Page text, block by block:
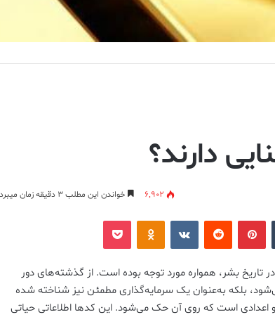
دارند؟
6,902 خواندن این مطلب 3 دقیقه زمان میبرد
‫تامبلر ‫پین‌ترست‫رددیت ‫VKontakte
‫Odnoklassniki
پاکت
تاریخ بشر، همواره مورد توجه بوده است. از گذشته‌های دور
بلکه به‌عنوان یک سرمایه‌گذاری مطمئن نیز شناخته شده
است که روی آن حک می‌شود. این کدها اطلاعاتی حیاتی